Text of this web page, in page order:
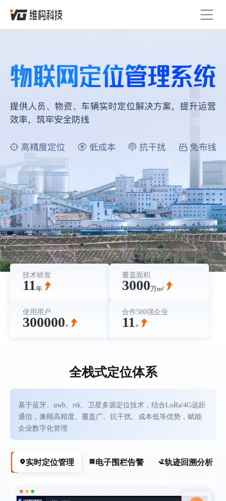
产品服务
精选案例
关于维构
精准融合定位
定位平台
人员定位系统
蓝牙信标
Lora基站
人员定位卡
定位安全帽
技术研发
11年
覆盖面积
3000万m²
使用用户
300000+
合作500强企业
11+
全栈式定位体系
基于蓝牙、uwb、rtk、卫星多源定位技术，结合LoRa/4G远距
通信，兼顾高精度、覆盖广、抗干扰、成本低等优势，赋能
企业数字化管理
实时定位管理 电子围栏告警 轨迹回溯分析